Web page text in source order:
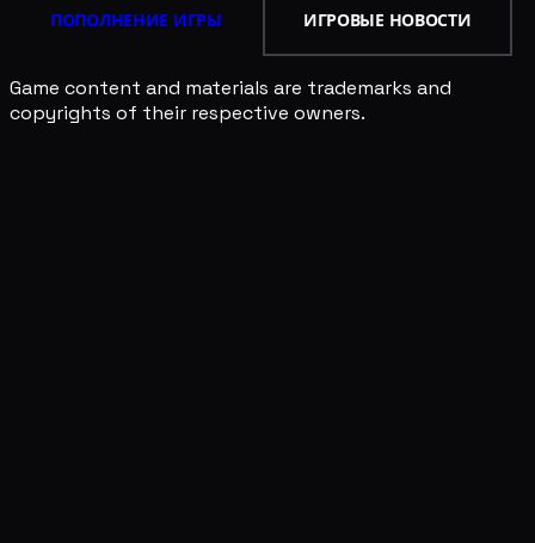
ПОПОЛНЕНИЕ ИГРЫ ИГРОВЫЕ НОВОСТИ
Game content and materials are trademarks and
copyrights of their respective owners.